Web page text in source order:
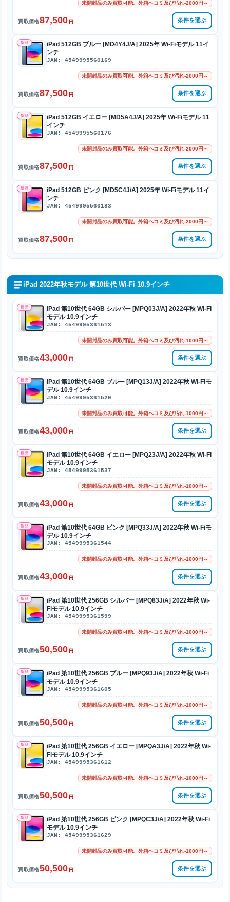
未開封品のみ買取可能。外箱ヘコミ及び汚れ-2000円～
買取価格87,500 円 条件を選ぶ
新品
iPad 512GB ブルー [MD4Y4J/A] 2025年 Wi-Fiモデル 11イ
ンチ
JAN: 4549995560169
未開封品のみ買取可能。外箱ヘコミ及び汚れ-2000円～
買取価格87,500 円 条件を選ぶ
新品
iPad 512GB イエロー [MD5A4J/A] 2025年 Wi-Fiモデル 11
インチ
JAN: 4549995560176
未開封品のみ買取可能。外箱ヘコミ及び汚れ-2000円～
買取価格87,500 円 条件を選ぶ
新品
iPad 512GB ピンク [MD5C4J/A] 2025年 Wi-Fiモデル 11イ
ンチ
JAN: 4549995560183
未開封品のみ買取可能。外箱ヘコミ及び汚れ-2000円～
買取価格87,500 円 条件を選ぶ
iPad 2022年秋モデル 第10世代 Wi-Fi 10.9インチ
新品
iPad 第10世代 64GB シルバー [MPQ03J/A] 2022年秋 Wi-Fi
モデル 10.9インチ
JAN: 4549995361513
未開封品のみ買取可能。外箱ヘコミ及び汚れ-1000円～
買取価格43,000 円 条件を選ぶ
新品
iPad 第10世代 64GB ブルー [MPQ13J/A] 2022年秋 Wi-Fiモ
デル 10.9インチ
JAN: 4549995361520
未開封品のみ買取可能。外箱ヘコミ及び汚れ-1000円～
買取価格43,000 円 条件を選ぶ
新品
iPad 第10世代 64GB イエロー [MPQ23J/A] 2022年秋 Wi-Fi
モデル 10.9インチ
JAN: 4549995361537
未開封品のみ買取可能。外箱ヘコミ及び汚れ-1000円～
買取価格43,000 円 条件を選ぶ
新品
iPad 第10世代 64GB ピンク [MPQ33J/A] 2022年秋 Wi-Fiモ
デル 10.9インチ
JAN: 4549995361544
未開封品のみ買取可能。外箱ヘコミ及び汚れ-1000円～
買取価格43,000 円 条件を選ぶ
新品
iPad 第10世代 256GB シルバー [MPQ83J/A] 2022年秋 Wi-
Fiモデル 10.9インチ
JAN: 4549995361599
未開封品のみ買取可能。外箱ヘコミ及び汚れ-1000円～
買取価格50,500 円 条件を選ぶ
新品
iPad 第10世代 256GB ブルー [MPQ93J/A] 2022年秋 Wi-Fi
モデル 10.9インチ
JAN: 4549995361605
未開封品のみ買取可能。外箱ヘコミ及び汚れ-1000円～
買取価格50,500 円 条件を選ぶ
新品
iPad 第10世代 256GB イエロー [MPQA3J/A] 2022年秋 Wi-
Fiモデル 10.9インチ
JAN: 4549995361612
未開封品のみ買取可能。外箱ヘコミ及び汚れ-1000円～
買取価格50,500 円 条件を選ぶ
新品
iPad 第10世代 256GB ピンク [MPQC3J/A] 2022年秋 Wi-Fi
モデル 10.9インチ
JAN: 4549995361629
未開封品のみ買取可能。外箱ヘコミ及び汚れ-1000円～
買取価格50,500 円 条件を選ぶ